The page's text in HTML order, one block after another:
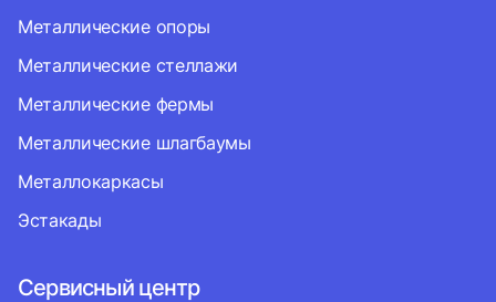
Металлические опоры
Металлические стеллажи
Металлические фермы
Металлические шлагбаумы
Металлокаркасы
Эстакады
Сервисный центр